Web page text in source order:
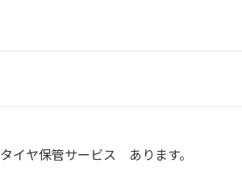
タイヤ保管サービス あります。